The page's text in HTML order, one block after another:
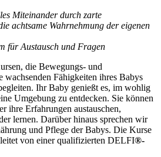
Miteinander durch zarte
achtsame Wahrnehmung der eigenen
für Austausch und Fragen
die Bewegungs- und
wachsenden Fähigkeiten ihres Babys
Ihr Baby genießt es, im wohlig
Umgebung zu entdecken. Sie können
ihre Erfahrungen austauschen,
lernen. Darüber hinaus sprechen wir
und Pflege der Babys. Die Kurse
von einer qualifizierten DELFI®-